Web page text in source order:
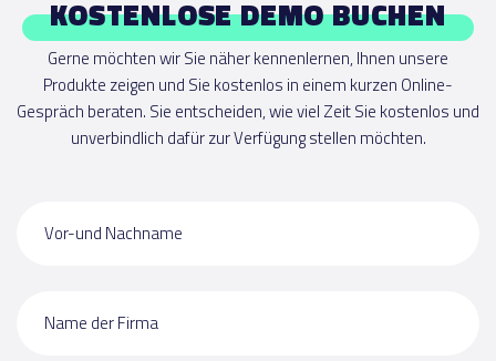
KOSTENLOSE DEMO BUCHEN
Gerne möchten wir Sie näher kennenlernen, Ihnen unsere
Produkte zeigen und Sie kostenlos in einem kurzen Online-
Gespräch beraten. Sie entscheiden, wie viel Zeit Sie kostenlos und
unverbindlich dafür zur Verfügung stellen möchten.
Vor-und Nachname
Name der Firma